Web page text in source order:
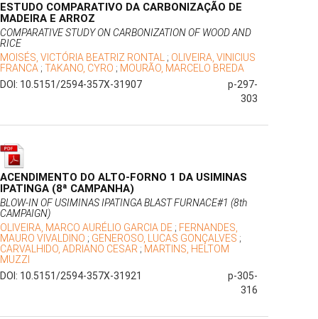
ESTUDO COMPARATIVO DA CARBONIZAÇÃO DE
MADEIRA E ARROZ
COMPARATIVE STUDY ON CARBONIZATION OF WOOD AND
RICE
MOISÉS, VICTÓRIA BEATRIZ RONTAL ; OLIVEIRA, VINICIUS
FRANCA ; TAKANO, CYRO ; MOURÃO, MARCELO BREDA
DOI: 10.5151/2594-357X-31907
p-297-
303
ACENDIMENTO DO ALTO-FORNO 1 DA USIMINAS
IPATINGA (8ª CAMPANHA)
BLOW-IN OF USIMINAS IPATINGA BLAST FURNACE#1 (8th
CAMPAIGN)
OLIVEIRA, MARCO AURÉLIO GARCIA DE ; FERNANDES,
MAURO VIVALDINO ; GENEROSO, LUCAS GONÇALVES ;
CARVALHIDO, ADRIANO CESAR ; MARTINS, HELTOM
MUZZI
DOI: 10.5151/2594-357X-31921
p-305-
316